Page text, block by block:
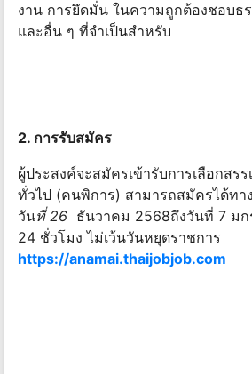
งาน การยึดมั่น ในความถูกต้องชอบธ
และอื่น ๆ ที่จําเป็นสําหรับ
2. การรับสมัคร
ผู้ประสงค์จะสมัครเข้ารับการเลือกสร
ทั่วไป (คนพิการ) สามารถสมัครได้ทา
วันที่ 26 ธันวาคม 2568ถึงวันที่ 7 ม
24 ชั่วโมง ไม่เว้นวันหยุดราชการ
https://anamai.thaijobjob.com